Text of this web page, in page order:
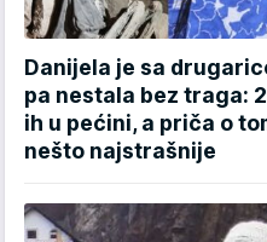
Danijela je sa
pa nestala bez traga:
ih u pećini, a priča o
nešto najstrašnije